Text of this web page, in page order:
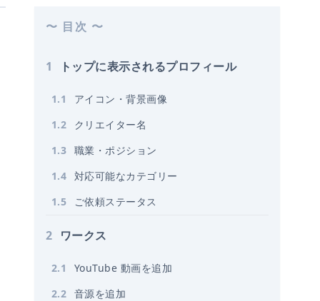
〜 目次 〜
1 トップに表示されるプロフィール
1.1
アイコン・背景画像
1.2
クリエイター名
1.3 職業・ポジション
1.4 対応可能なカテゴリー
1.5 ご依頼ステータス
2 ワークス
2.1
YouTube 動画を追加
2.2 音源を追加